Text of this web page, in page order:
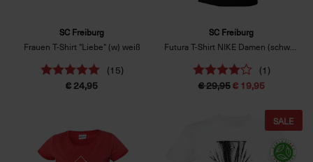
SC Freiburg
Frauen T-Shirt "Liebe" (w) weiß
(15)
€ 24,95
SC Freiburg
Futura T-Shirt NIKE Damen (schwarz)
(1)
€ 29,95€ 19,95
SALE